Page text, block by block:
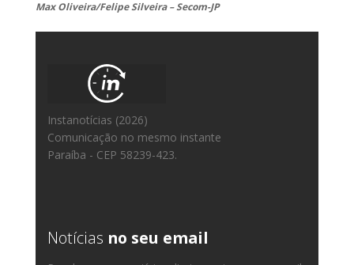
Max Oliveira/Felipe Silveira – Secom-JP
Instanotícias (2026)
Comunicação no mesmo instante
Paraíba - CEP 58239-423.
Notícias no seu email